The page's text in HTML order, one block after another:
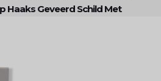
Haaks Geveerd Schild Met